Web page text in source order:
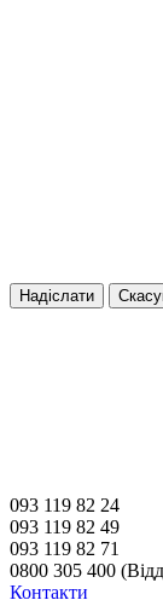
Надіслати
093 119 82 24
093 119 82 49
093 119 82 71
0800 305 400
Контакти